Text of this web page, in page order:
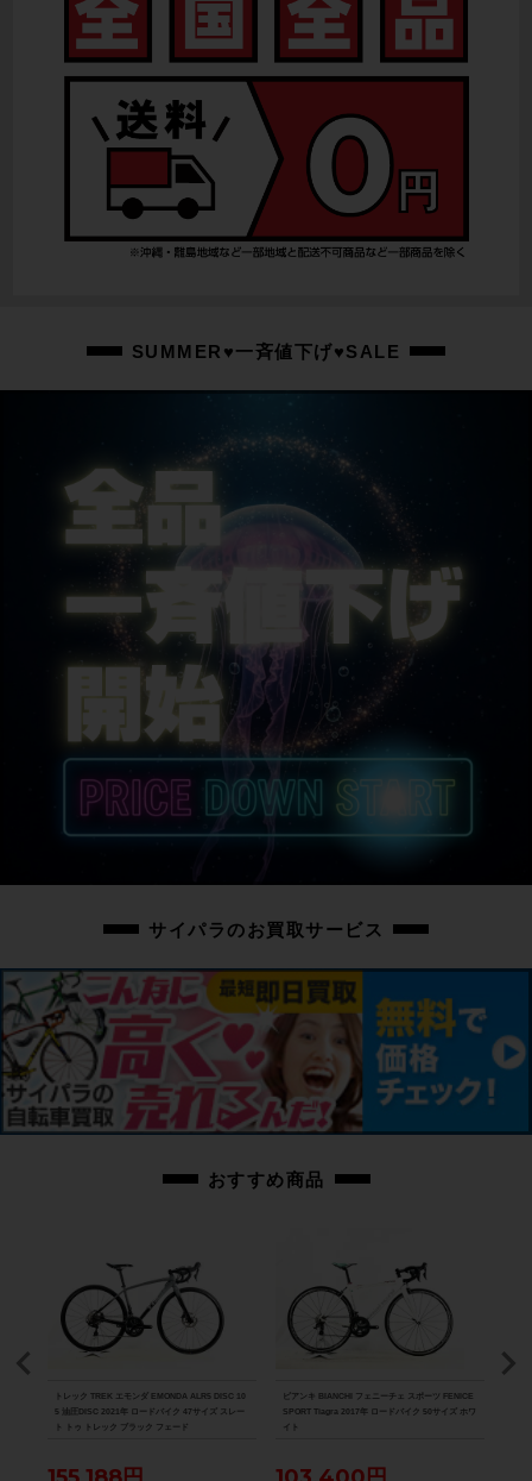
SUMMER♥一斉値下げ♥SALE
サイパラのお買取サービス
おすすめ商品
トレック TREK エモンダ EMONDA ALR5 DISC 10
5 油圧DISC 2021年 ロードバイク 47サイズ スレー
ト トゥ トレック ブラック フェード
ビアンキ BIANCHI フェニーチェ スポーツ FENICE
SPORT Tiagra 2017年 ロードバイク 50サイズ ホワ
イト